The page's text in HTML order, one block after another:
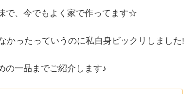
で、今でもよく家で作ってます☆
かったっていうのに私自身ビックリしました!
の一品までご紹介します♪